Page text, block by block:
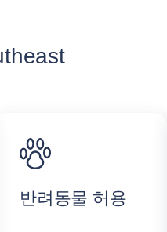
반려동물 허용